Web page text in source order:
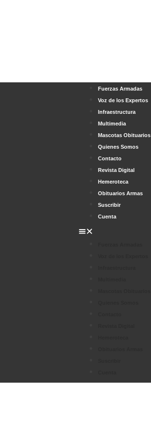
Fuerzas Armadas
Voz de los Expertos
Infraestructura
Multimedia
Mascotas Obituarios
Quienes Somos
Contacto
Revista Digital
Hemeroteca
Obituarios Armas
Suscribir
Cuenta